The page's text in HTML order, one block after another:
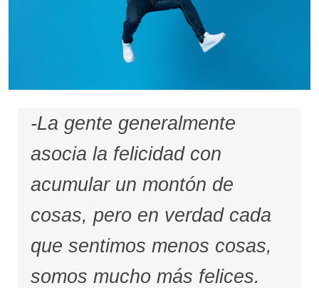
-La gente generalmente
asocia la felicidad con
acumular un montón de
cosas, pero en verdad cada
que sentimos menos cosas,
somos mucho más felices.